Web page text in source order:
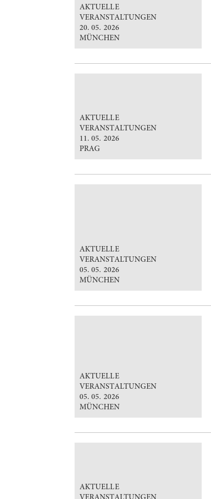
AKTUELLE
VERANSTALTUNGEN
20. 05. 2026
MÜNCHEN
AKTUELLE
VERANSTALTUNGEN
11. 05. 2026
PRAG
AKTUELLE
VERANSTALTUNGEN
05. 05. 2026
MÜNCHEN
AKTUELLE
VERANSTALTUNGEN
05. 05. 2026
MÜNCHEN
AKTUELLE